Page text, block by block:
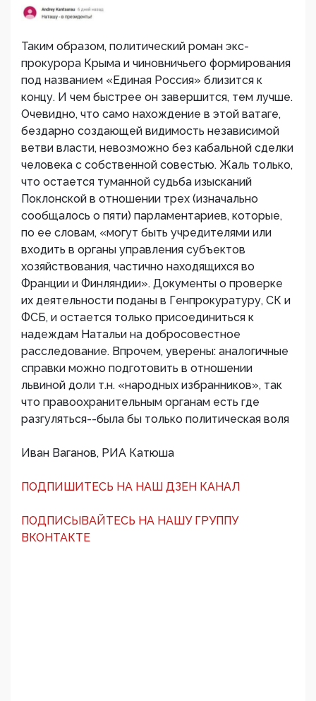
Таким образом, политический роман экс-
прокурора Крыма и чиновничьего формирования
под названием «Единая Россия» близится к
концу. И чем быстрее он завершится, тем лучше.
Очевидно, что само нахождение в этой ватаге,
бездарно создающей видимость независимой
ветви власти, невозможно без кабальной сделки
человека с собственной совестью. Жаль только,
что остается туманной судьба изысканий
Поклонской в отношении трех (изначально
сообщалось о пяти) парламентариев, которые,
по ее словам, «могут быть учредителями или
входить в органы управления субъектов
хозяйствования, частично находящихся во
Франции и Финляндии». Документы о проверке
их деятельности поданы в Генпрокуратуру, СК и
ФСБ, и остается только присоединиться к
надеждам Натальи на добросовестное
расследование. Впрочем, уверены: аналогичные
справки можно подготовить в отношении
львиной доли т.н. «народных избранников», так
что правоохранительным органам есть где
разгуляться--была бы только политическая воля
Иван Ваганов, РИА Катюша
ПОДПИШИТЕСЬ НА НАШ ДЗЕН КАНАЛ
ПОДПИСЫВАЙТЕСЬ НА НАШУ ГРУППУ
ВКОНТАКТЕ